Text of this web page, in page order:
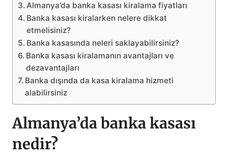
Almanya’da banka kasası kiralama fiyatları
Banka kasası kiralarken nelere dikkat
etmelisiniz?
Banka kasasında neleri saklayabilirsiniz?
Banka kasası kiralamanın avantajları ve
dezavantajları
Banka dışında da kasa kiralama hizmeti
alabilirsiniz
Almanya’da banka kasası
nedir?